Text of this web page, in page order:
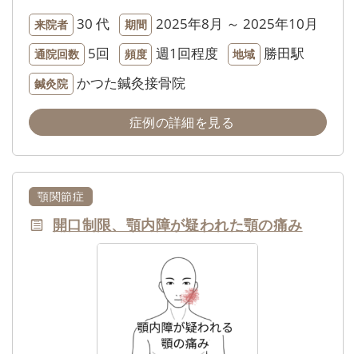
来院者 30 代 期間 2025年8月 ～ 2025年10月
通院回数 5回 頻度 週1回程度 地域 勝田駅
鍼灸院 かつた鍼灸接骨院
症例の詳細を見る
顎関節症
開口制限、顎内障が疑われた顎の痛み